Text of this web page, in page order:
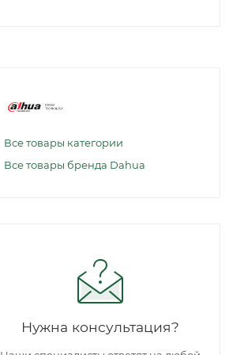
Все товары категории
Все товары бренда Dahua
Нужна консультация?